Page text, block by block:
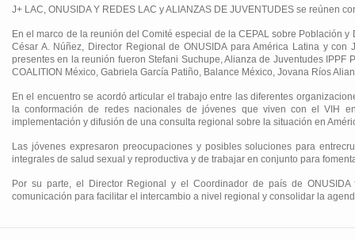
J+ LAC, ONUSIDA Y REDES LAC y ALIANZAS DE JUVENTUDES se reúnen
En el marco de la reunión del Comité especial de la CEPAL sobre Población
César A. Núñez, Director Regional de ONUSIDA para América Latina y
presentes en la reunión fueron Stefani Suchupe, Alianza de Juventudes IPPF
COALITION México, Gabriela García Patiño, Balance México, Jovana Ríos
En el encuentro se acordó articular el trabajo entre las diferentes
la conformación de redes nacionales de jóvenes que viven con el VIH
implementación y difusión de una consulta regional sobre la situación en
Las jóvenes expresaron preocupaciones y posibles soluciones para
integrales de salud sexual y reproductiva y de trabajar en conjunto para
Por su parte, el Director Regional y el Coordinador de país de
comunicación para facilitar el intercambio a nivel regional y consolidar la